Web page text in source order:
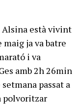
Alsina està vivint
ja va batre
i va
amb 2h 26min
passat a
polvoritzar